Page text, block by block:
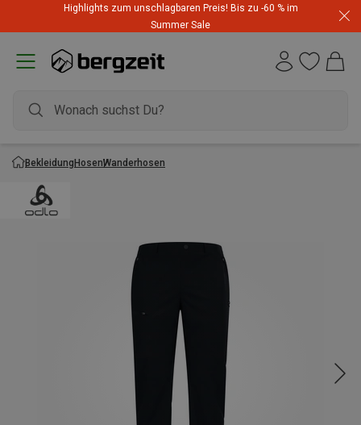
Highlights zum unschlagbaren Preis! Bis zu -60 % im
Summer Sale
BekleidungHosenWanderhosen